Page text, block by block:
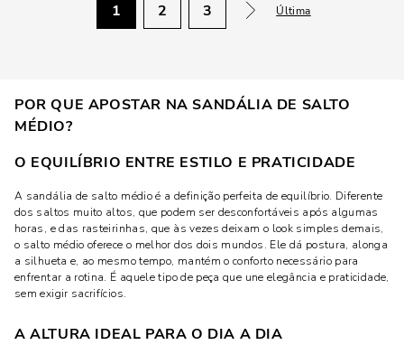
1 2 3 Última
POR QUE APOSTAR NA SANDÁLIA DE SALTO
MÉDIO?
O EQUILÍBRIO ENTRE ESTILO E PRATICIDADE
A sandália de salto médio é a definição perfeita de equilíbrio. Diferente
dos saltos muito altos, que podem ser desconfortáveis após algumas
horas, e das rasteirinhas, que às vezes deixam o look simples demais,
o salto médio oferece o melhor dos dois mundos. Ele dá postura, alonga
a silhueta e, ao mesmo tempo, mantém o conforto necessário para
enfrentar a rotina. É aquele tipo de peça que une elegância e praticidade,
sem exigir sacrifícios.
A ALTURA IDEAL PARA O DIA A DIA